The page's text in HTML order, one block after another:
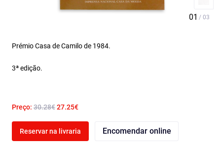
Prémio Casa de Camilo de 1984.
3ª edição.
Preço: 30.28€27.25€
Reservar na livraria Encomendar online